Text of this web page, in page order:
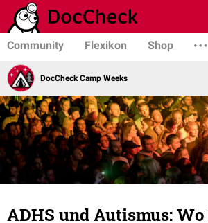
Community Flexikon Shop
DocCheck Camp Weeks
ADHS und Autismus: